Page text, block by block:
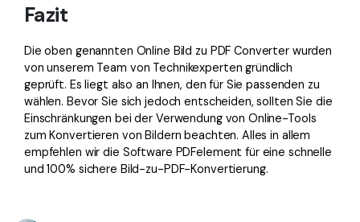
Fazit
Die oben genannten Online Bild zu PDF Converter wurden
von unserem Team von Technikexperten gründlich
geprüft. Es liegt also an Ihnen, den für Sie passenden zu
wählen. Bevor Sie sich jedoch entscheiden, sollten Sie die
Einschränkungen bei der Verwendung von Online-Tools
zum Konvertieren von Bildern beachten. Alles in allem
empfehlen wir die Software PDFelement für eine schnelle
und 100% sichere Bild-zu-PDF-Konvertierung.